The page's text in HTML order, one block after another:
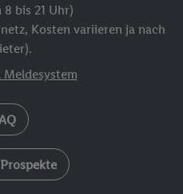
bis 21 Uhr)
Kosten variieren ja nach